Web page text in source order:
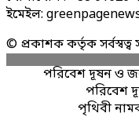
ইমেইল:
© প্রকাশক কর্তৃক সর্বস্বত্ব
পরিবেশ দূষন ও
পরিবেশ
পৃথিবী